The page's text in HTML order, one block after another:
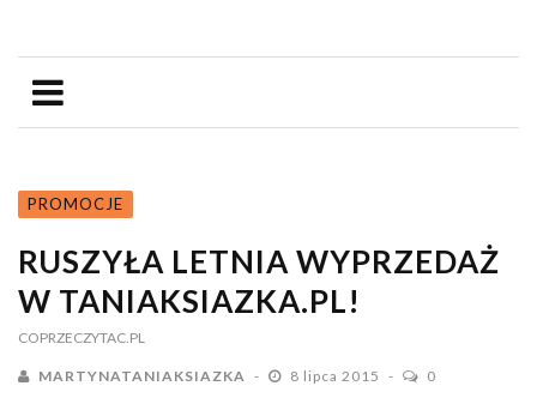
PROMOCJE
RUSZYŁA LETNIA WYPRZEDAŻ
W TANIAKSIAZKA.PL!
COPRZECZYTAC.PL
MARTYNATANIAKSIAZKA 8 lipca 2015 0